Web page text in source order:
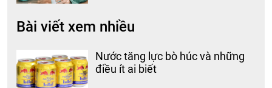
Bài viết xem nhiều
Nước tăng lực bò húc và những
điều ít ai biết